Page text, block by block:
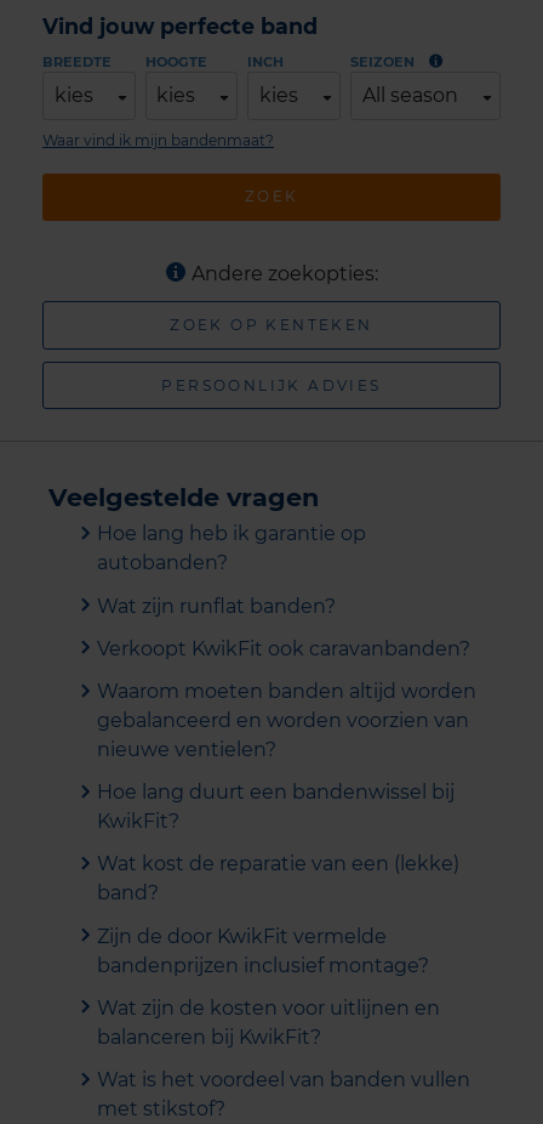
Vind jouw perfecte band
BREEDTE
kies
HOOGTE
kies
INCH
kies
SEIZOEN
All season
ZOEK
Waar vind ik mijn bandenmaat?
Andere zoekopties:
ZOEK OP KENTEKEN
PERSOONLIJK ADVIES
Veelgestelde vragen
Hoe lang heb ik garantie op
autobanden?
Wat zijn runflat banden?
Verkoopt KwikFit ook caravanbanden?
Waarom moeten banden altijd worden
gebalanceerd en worden voorzien van
nieuwe ventielen?
Hoe lang duurt een bandenwissel bij
KwikFit?
Wat kost de reparatie van een (lekke)
band?
Zijn de door KwikFit vermelde
bandenprijzen inclusief montage?
Wat zijn de kosten voor uitlijnen en
balanceren bij KwikFit?
Wat is het voordeel van banden vullen
met stikstof?